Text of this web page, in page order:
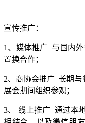
宣传推广：
1、 媒体推广 与国内外
置换合作；
2、 商协会推广 长期与
展会期间组织参观；
3、 线上推广 通过本